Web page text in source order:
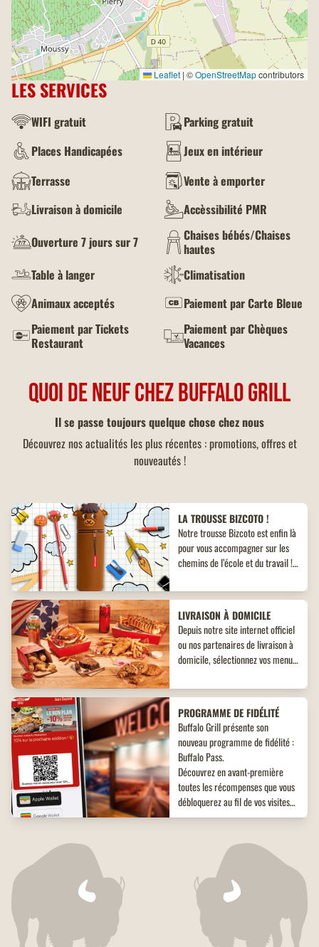
Leaflet | ©OpenStreetMapcontributors
LES SERVICES
WIFI gratuit
Parking gratuit
Places Handicapées
Jeux en intérieur
Terrasse
Vente à emporter
Livraison à domicile
Accèssibilité PMR
Ouverture 7 jours sur 7
Chaises bébés/Chaises
hautes
Table à langer
Climatisation
Animaux acceptés
Paiement par Carte Bleue
Paiement par Tickets
Restaurant
Paiement par Chèques
Vacances
QUOI DE NEUF CHEZ BUFFALO GRILL
Il se passe toujours quelque chose chez nous
Découvrez nos actualités les plus récentes : promotions, offres et
nouveautés !
LA TROUSSE BIZCOTO !
Notre trousse Bizcoto est enfin là
pour vous accompagner sur les
chemins de l’école et du travail !
inédit à ne pas manquer !
LIVRAISON À DOMICILE
Depuis notre site internet officiel
ou nos partenaires de livraison à
domicile, sélectionnez vos menus,
desserts. Un large choix de plats
vous attend, adaptés à toutes les
envies !
PROGRAMME DE FIDÉLITÉ
Buffalo Grill présente son
nouveau programme de fidélité :
Buffalo Pass.
Découvrez en avant-première
toutes les récompenses que vous
débloquerez au fil de vos visites
dans nos restaurants. Avec son
sûrs d'être gagnant.
Commandez à emporter chez
Buffalo Grill, votre restaurant
s'occupe de tout, pour un dîner en
famille ou entre amis, ou bien
pour une pause déjeuner rapide !
NOMBREUSES